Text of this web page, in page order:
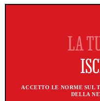
ACCETTO LE NORME SUL
DELLA